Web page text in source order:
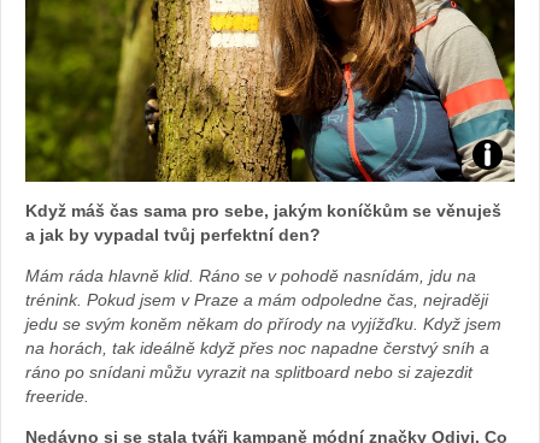
Zdroj:
Toyota
Když máš čas sama pro sebe, jakým koníčkům se věnuješ
a jak by vypadal tvůj perfektní den?
Mám ráda hlavně klid. Ráno se v pohodě nasnídám, jdu na
trénink. Pokud jsem v Praze a mám odpoledne čas, nejraději
jedu se svým koněm někam do přírody na vyjížďku. Když jsem
na horách, tak ideálně když přes noc napadne čerstvý sníh a
ráno po snídani můžu vyrazit na splitboard nebo si zajezdit
freeride.
Nedávno si se stala tváři kampaně módní značky Odivi. Co